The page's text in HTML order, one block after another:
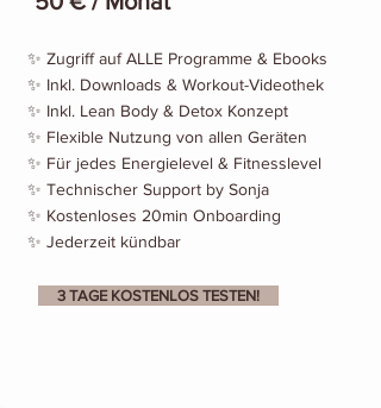
✨ Zugriff auf ALLE Programme & Ebooks
✨ Inkl. Downloads & Workout-Videothek
✨ Inkl. Lean Body & Detox Konzept
✨ Flexible Nutzung von allen Geräten
✨ Für jedes Energielevel & Fitnesslevel
✨ Technischer Support by Sonja
✨ Kostenloses 20min Onboarding
✨ Jederzeit kündbar
3 TAGE KOSTENLOS TESTEN!